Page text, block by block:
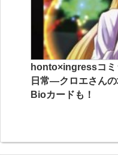
honto×ingressコミ
日常―クロエさん
Bioカードも！